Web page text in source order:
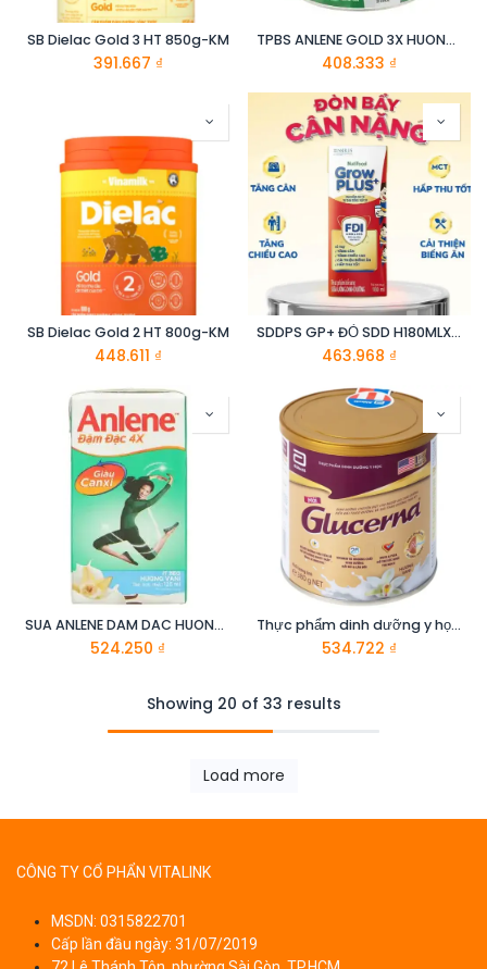
SB Dielac Gold 3 HT 850g-KM
391.667 ₫
TPBS ANLENE GOLD 3X HUONG VANI 800G
408.333 ₫
SB Dielac Gold 2 HT 800g-KM
448.611 ₫
SDDPS GP+ ĐỎ SDD H180MLX48
463.968 ₫
SUA ANLENE DAM DAC HUONG VANI 4x125ML
524.250 ₫
Thực phẩm dinh dưỡng y học: Glucerna hương vani 380g
534.722 ₫
Showing 20 of 33 results
Load more
CÔNG TY CỔ PHẨN VITALINK
MSDN: 0315822701
Cấp lần đầu ngày: 31/07/2019